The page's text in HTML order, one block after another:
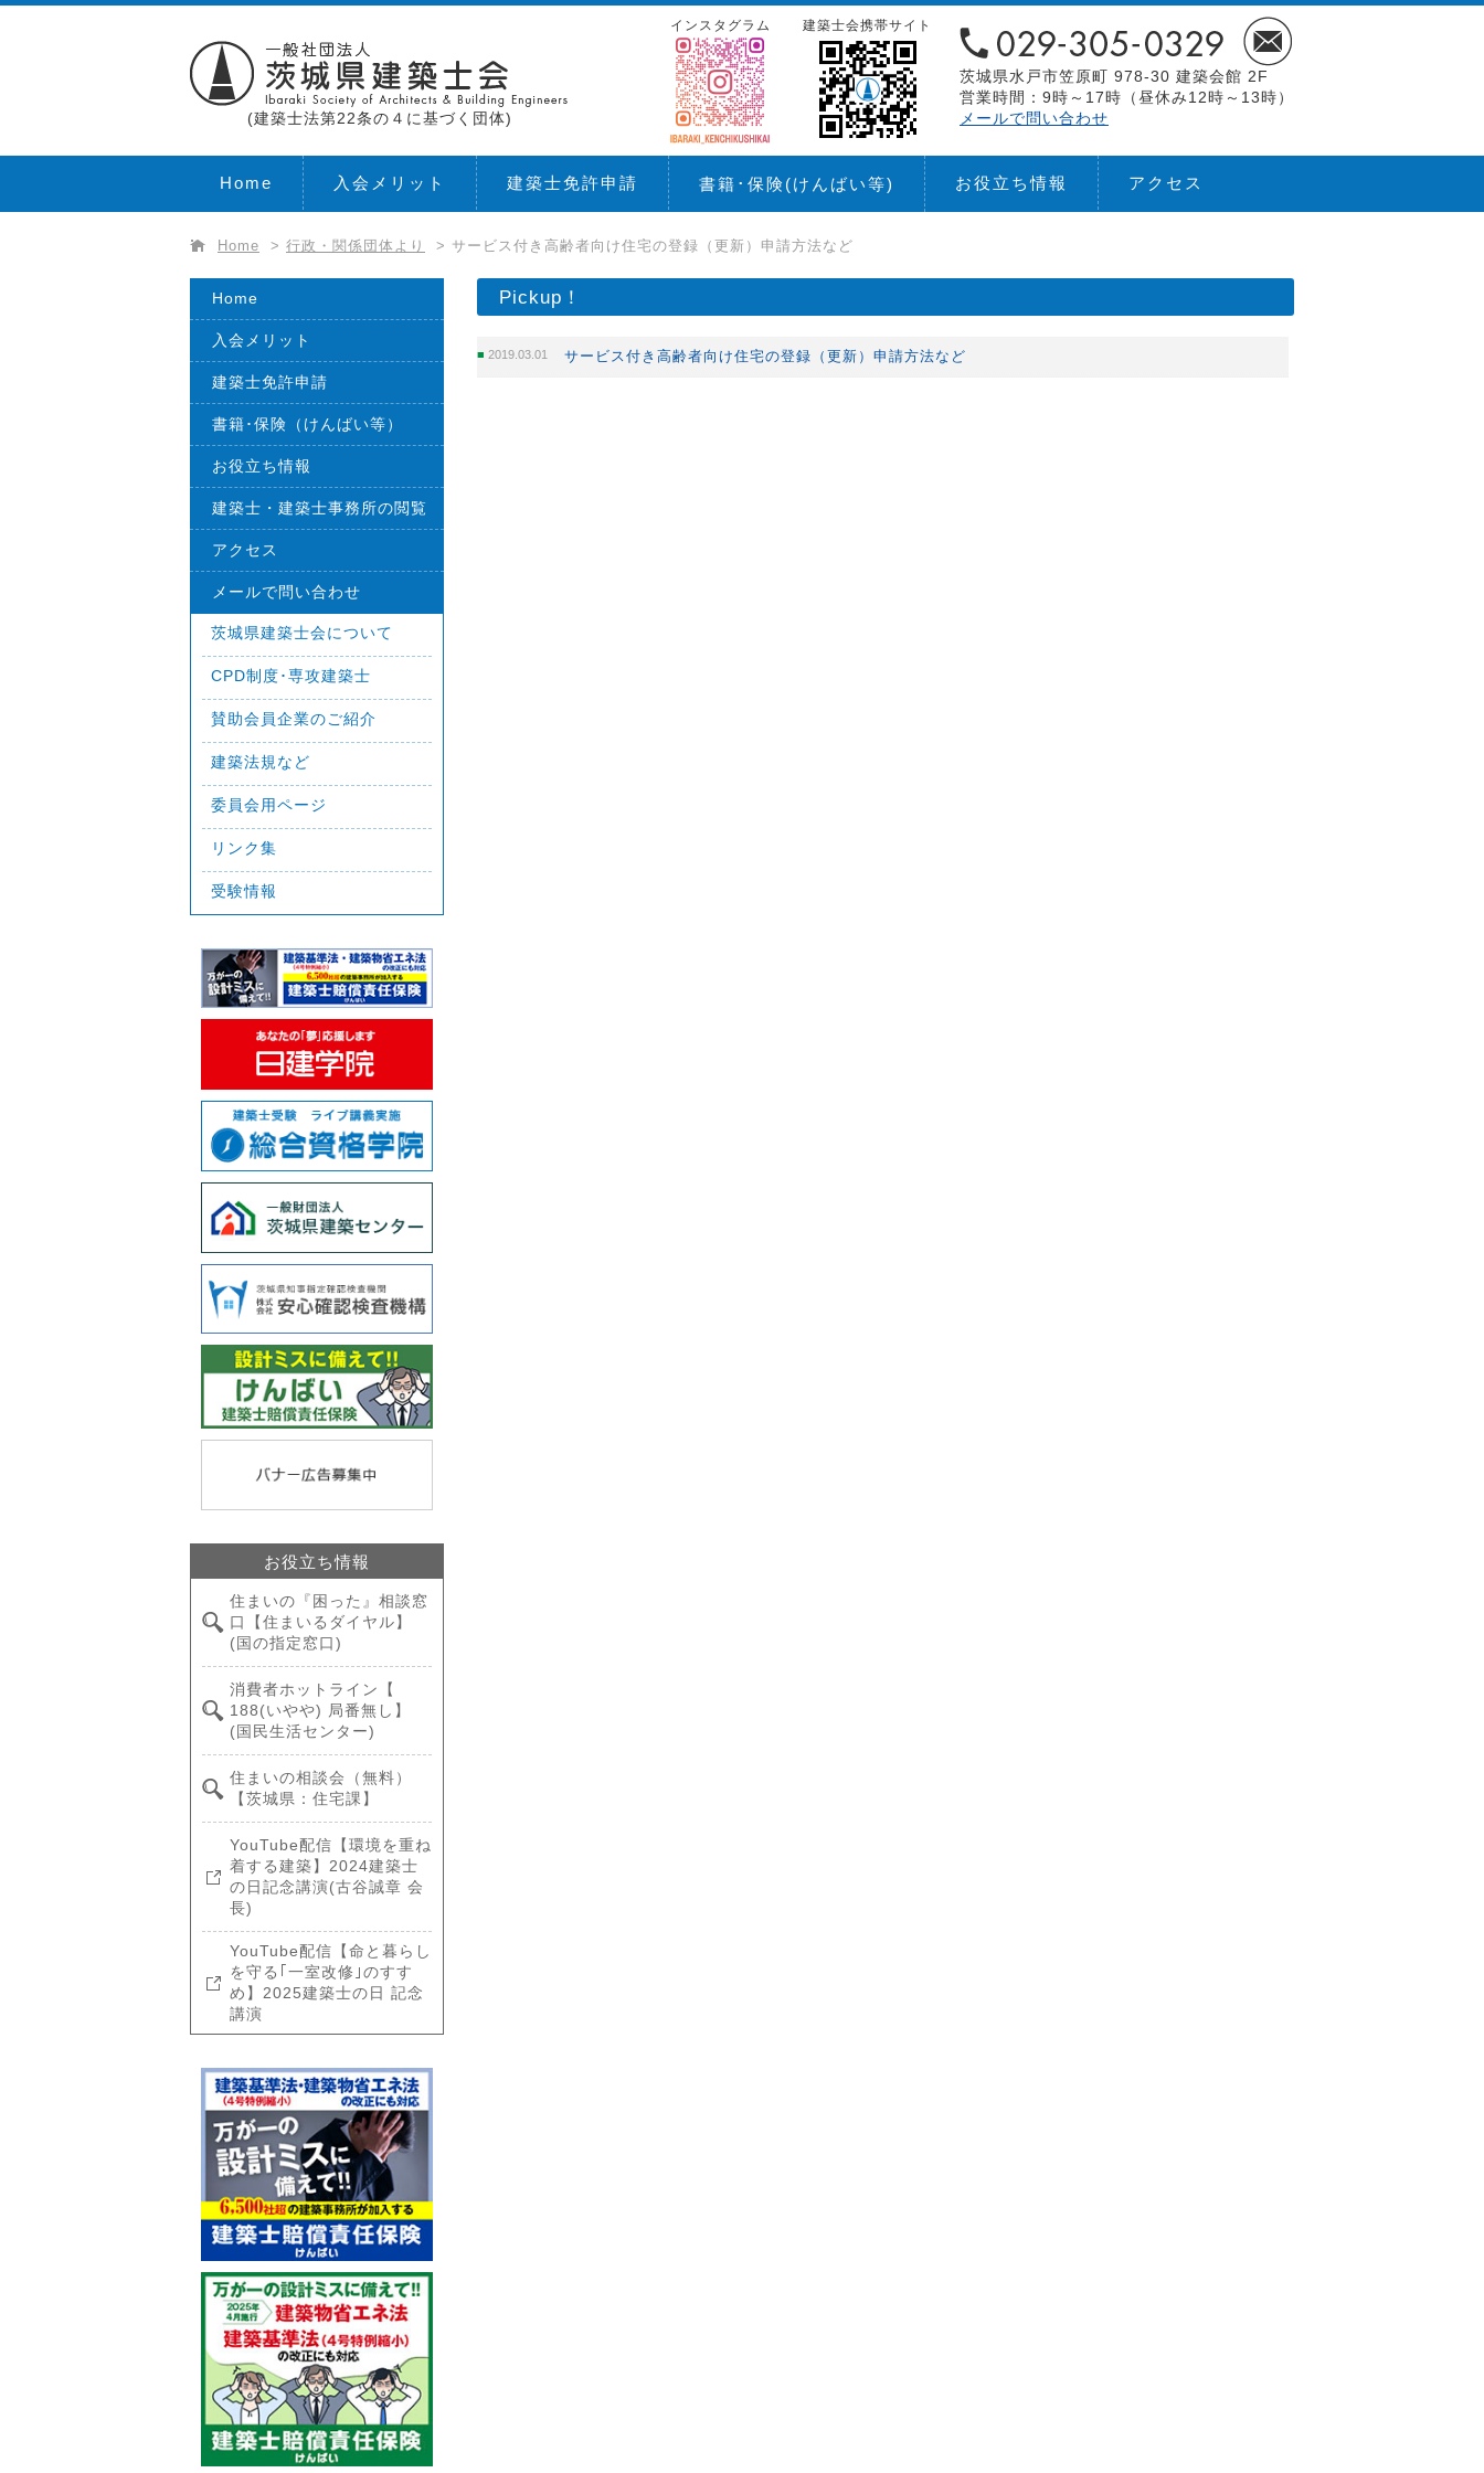
(建築士法第22条の４に基づく団体)
茨城県水戸市笠原町 978-30 建築会館 2F
営業時間：9時～17時（昼休み12時～13時）
メールで問い合わせ
建築士会携帯サイト
インスタグラム
Home 入会メリット 建築士免許申請 書籍･保険(けんばい等) お役立ち情報 アクセス
Home > 行政・関係団体より > サービス付き高齢者向け住宅の登録（更新）申請方法など
Pickup！
2019.03.01 サービス付き高齢者向け住宅の登録（更新）申請方法など
Home
入会メリット
建築士免許申請
書籍･保険（けんばい等）
お役立ち情報
建築士・建築士事務所の閲覧
アクセス
メールで問い合わせ
茨城県建築士会について
CPD制度･専攻建築士
賛助会員企業のご紹介
建築法規など
委員会用ページ
リンク集
受験情報
お役立ち情報
住まいの『困った』相談窓
口【住まいるダイヤル】
(国の指定窓口)
消費者ホットライン【
188(いやや) 局番無し】
(国民生活センター)
住まいの相談会（無料）
【茨城県：住宅課】
YouTube配信【環境を重ね
着する建築】2024建築士
の日記念講演(古谷誠章 会
長)
YouTube配信【命と暮らし
を守る｢一室改修｣のすす
め】2025建築士の日 記念
講演